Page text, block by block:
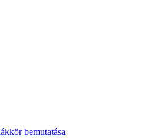
bemutatása